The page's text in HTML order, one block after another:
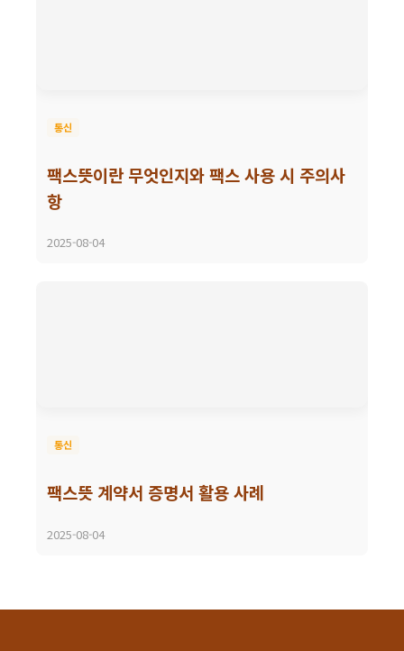
통신
팩스뜻이란 무엇인지와 팩스 사용 시 주의사
항
2025-08-04
통신
팩스뜻 계약서 증명서 활용 사례
2025-08-04